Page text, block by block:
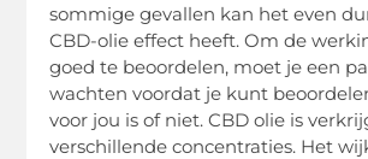
sommige gevallen kan het even
CBD-olie effect heeft. Om de
goed te beoordelen, moet je een
wachten voordat je kunt
voor jou is of niet. CBD olie is
verschillende concentraties. Het